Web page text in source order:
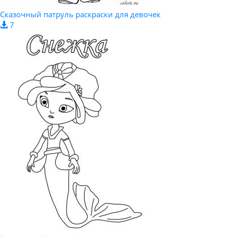
Сказочный патруль раскраски для девочек
7